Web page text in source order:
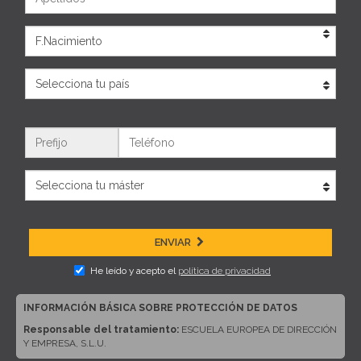
ENVIAR
He leído y acepto el política de privacidad
INFORMACIÓN BÁSICA SOBRE PROTECCIÓN DE DATOS
Responsable del tratamiento: ESCUELA EUROPEA DE DIRECCIÓN
Y EMPRESA, S.L.U.